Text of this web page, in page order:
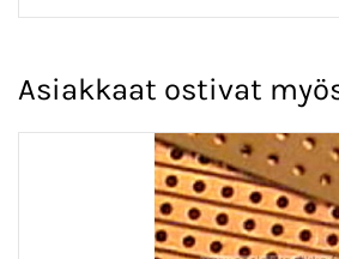
Asiakkaat ostivat